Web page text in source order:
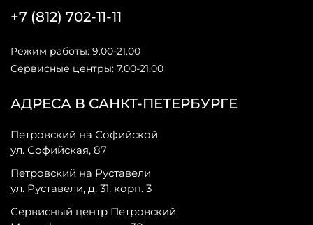
АДРЕСА В САНКТ-ПЕТЕРБУРГЕ
Петровский на Софийской
ул. Софийская, 87
Петровский на Руставели
ул. Руставели, д. 31, корп. 3
Сервисный центр Петровский
+7 (812) 702-11-11
Режим работы: 9.00-21.00
Сервисные центры: 7.00-21.00